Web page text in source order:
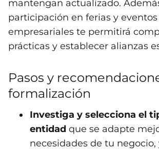
mantengan actualizado.
participación en ferias y eventos
empresariales te permitirá
prácticas y establecer alianzas
Pasos y
formalización
Investiga y selecciona el
entidad que se adapte
necesidades de tu negocio,